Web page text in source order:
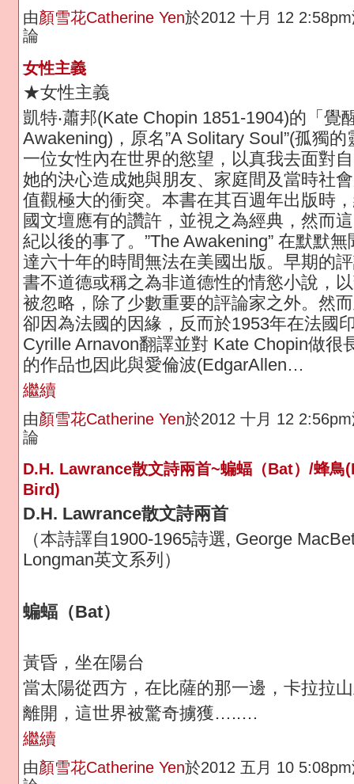
由顏雪花Catherine Yen於2012 十月 12
論
女性主義
★女性主義
凱特‧蕭邦(Kate Chopin 1851-1904)的「覺
Awakening)，原名”A Solitary Soul”(孤獨
一位女性內在世界的慾望，以真我去面對
她的決心造成她與朋友、家庭間及當時社
值觀極大的衝突。本書在其百週年出版時
國文壇應有的讚許，並視之為經典，然而
紀以後的事了。”The Awakening” 在默默
達六十年的時間無法在美國出版。早期的
書不道德或稱之為非道德性的情慾小說，
被忽略，除了少數重要的評論家之外。然
卻因為法國的因緣，反而於1953年在法國
Cyrille Arnavon翻譯並對 Kate Chopin做很
的作品也因此與愛倫波(EdgarAllen…
繼續
由顏雪花Catherine Yen於2012 十月 12
論
D.H. Lawrance散文詩兩首~蝙蝠（Bat）/蜂鳥
Bird)
D.H. Lawrance散文詩兩首
（本詩譯自1900-1965詩選, George
Longman英文系列）
蝙蝠（Bat）
黃昏，坐在陽台
當太陽從西方，在比薩的那一邊，卡拉拉
離開，這世界被驚奇擄獲…..…
繼續
由顏雪花Catherine Yen於2012 五月 10